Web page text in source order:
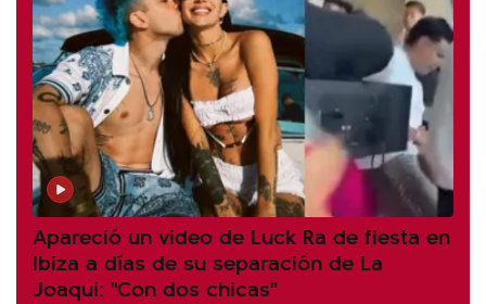
Apareció un video de Luck Ra de fiesta en
Ibiza a días de su separación de La
Joaqui: "Con dos chicas"